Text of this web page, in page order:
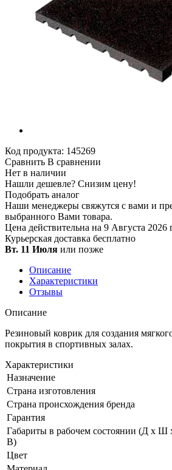
Код продукта: 145269
Сравнить В сравнении
Нет в наличии
Нашли дешевле? Снизим цену!
Подобрать аналог
Наши менеджеры свяжутся с вами и
выбранного Вами товара.
Цена действительна на 9 Августа 2026
Курьерская доставка бесплатно
Вт. 11 Июля или позже
Описание
Характеристики
Отзывы
Описание
Резиновый коврик для создания
покрытия в спортивных залах.
Характеристики
Назначение
Страна изготовления
Страна происхождения бренда
Гарантия
Габариты в рабочем состоянии (Д х Ш
В)
Цвет